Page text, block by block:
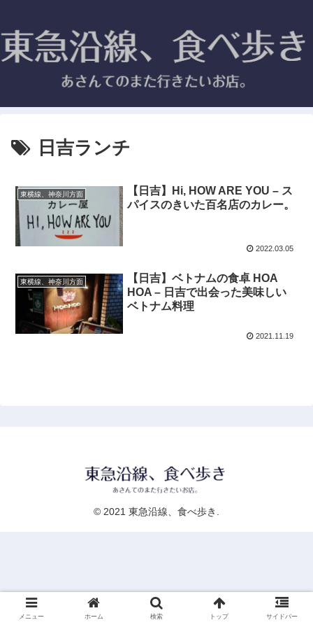
日吉ランチ
東横線、神奈川方面
【日吉】Hi, HOW ARE YOU – ス
パイスのきいた百名店のカレー。
2022.03.05
東横線、神奈川方面
【日吉】ベトナムの食卓 HOA
HOA – 日吉で出会った美味しい
ベトナム料理
2021.11.19
© 2021 東急沿線、食べ歩き.
メニュー ホーム 検索 トップ サイドバー